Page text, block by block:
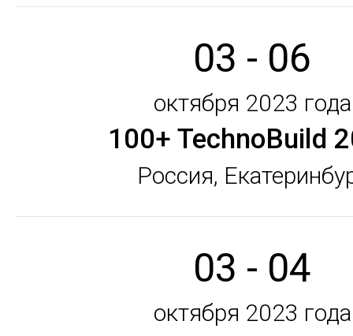
03 - 06
октября 2023 года
100+ TechnoBuild
Россия,
03 - 04
октября 2023 года